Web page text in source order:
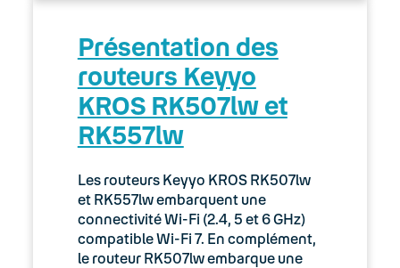
Présentation des
routeurs Keyyo
KROS RK507lw et
RK557lw
Les routeurs Keyyo KROS RK507lw
et RK557lw embarquent une
connectivité Wi-Fi (2.4, 5 et 6 GHz)
compatible Wi-Fi 7. En complément,
le routeur RK507lw embarque une